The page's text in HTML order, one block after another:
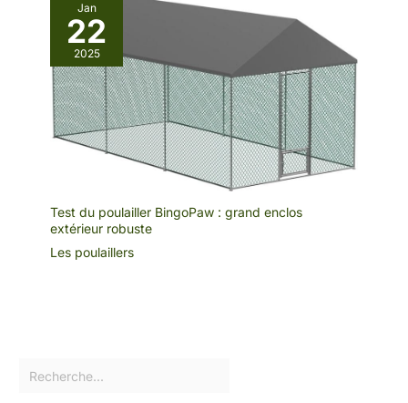
Jan
22
2025
Test du poulailler BingoPaw : grand enclos
extérieur robuste
Les poulaillers